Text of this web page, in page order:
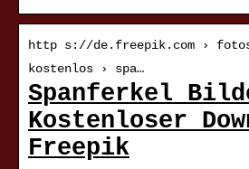
http s://de.freepik.com ›
kostenlos › spa…
Spanferkel
Kostenloser
Freepik